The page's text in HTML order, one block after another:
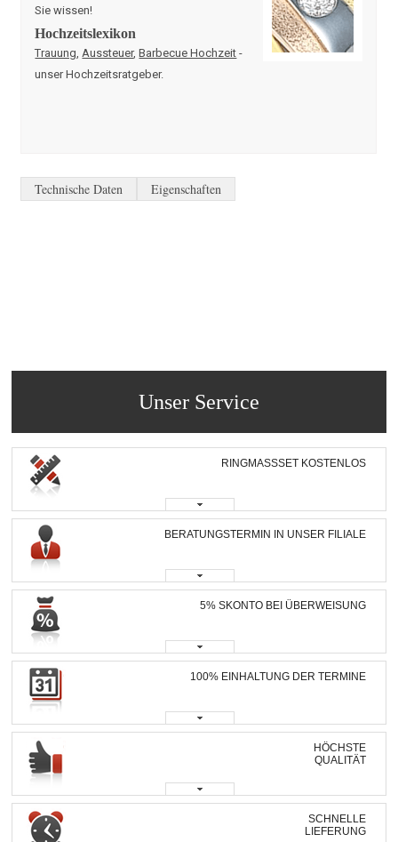
Sie wissen!
Hochzeitslexikon
Trauung Aussteuer,Barbecue Hochzeit -
unser Hochzeitsratgeber.
Technische Daten Eigenschaften
Unser Service
RINGMASSSET KOSTENLOS
BERATUNGSTERMIN IN UNSER FILIALE
5% SKONTO BEI ÜBERWEISUNG
100% EINHALTUNG DER TERMINE
HÖCHSTE
QUALITÄT
SCHNELLE
LIEFERUNG